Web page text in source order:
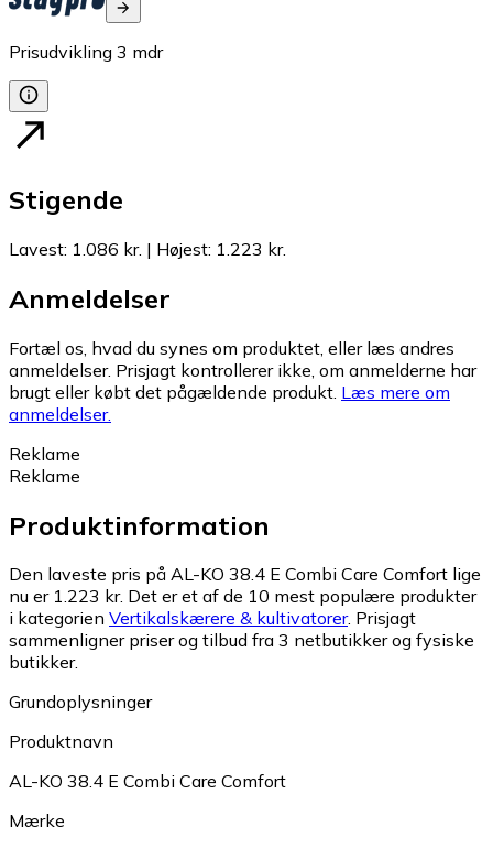
Prisudvikling 3 mdr
Stigende
Lavest: 1.086 kr. | Højest: 1.223 kr.
Anmeldelser
Fortæl os, hvad du synes om produktet, eller læs andres
anmeldelser. Prisjagt kontrollerer ikke, om anmelderne har
brugt eller købt det pågældende produkt. Læs mere om
anmeldelser.
Reklame
Reklame
Produktinformation
Den laveste pris på AL-KO 38.4 E Combi Care Comfort lige
nu er 1.223 kr. Det er et af de 10 mest populære produkter
i kategorien Vertikalskærere & kultivatorer. Prisjagt
sammenligner priser og tilbud fra 3 netbutikker og fysiske
butikker.
Grundoplysninger
Produktnavn
AL-KO 38.4 E Combi Care Comfort
Mærke